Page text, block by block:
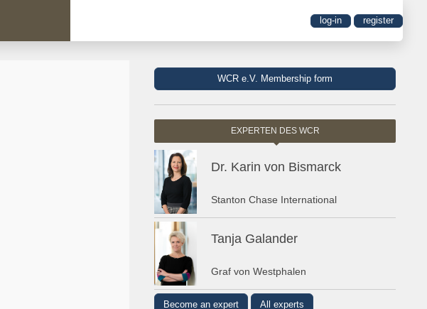
log-in register
WCR e.V. Membership form
EXPERTEN DES WCR
Dr. Karin von Bismarck
Stanton Chase International
Tanja Galander
Graf von Westphalen
Become an expert All experts